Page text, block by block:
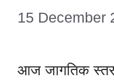
15 December
आज जागतिक